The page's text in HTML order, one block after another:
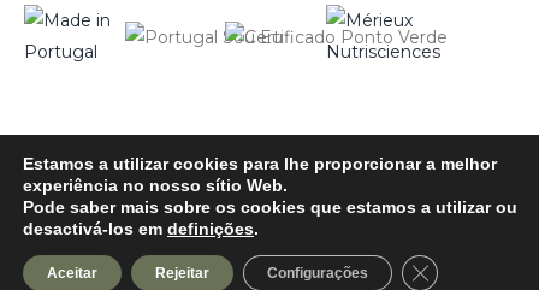
0
Infusões com História © 2026 – Todos os direitos reservados.
Site by: VC.
Estamos a utilizar cookies para lhe proporcionar a melhor
experiência no nosso sítio Web.
Pode saber mais sobre os cookies que estamos a utilizar ou
desactivá-los em definições.
Aceitar Rejeitar Configurações Fechar o